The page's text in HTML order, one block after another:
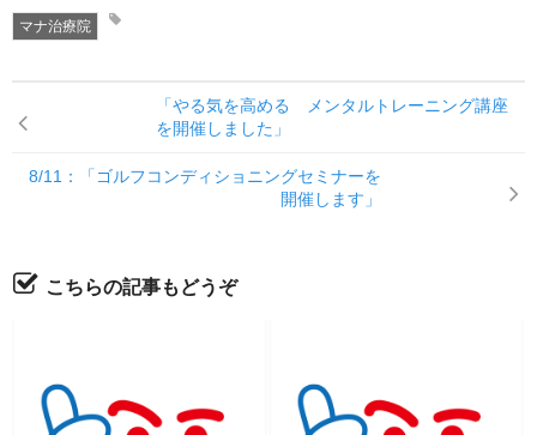
マナ治療院
「やる気を高める メンタルトレーニング講座
を開催しました」
8/11：「ゴルフコンディショニングセミナーを
開催します」
こちらの記事もどうぞ